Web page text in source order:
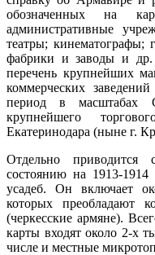
обозначенных на
административные
театры; кинематографы;
фабрики и заводы и др.
перечень крупнейших
коммерческих
период в масштабах
крупнейшего
Екатеринодара (ныне г.
Отдельно приводится
состоянию на 1913-
усадеб. Он включает
которых преобладают
(черкесские армяне).
карты входят около 2-х
числе и местные